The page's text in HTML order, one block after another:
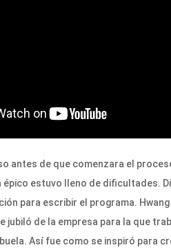
antes de que comenzara el
épico estuvo lleno de dificultades.
para escribir el programa.
jubiló de la empresa para la que
Así fue como se inspiró para